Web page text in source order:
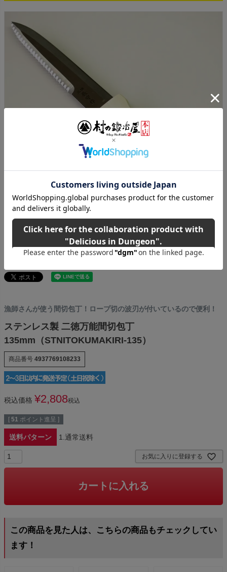
漁師さんが使う間切包丁！ロープ切の波刃が付いているので便利！
ステンレス製 二徳万能間切包丁
135mm（STNITOKUMAKIRI-135）
商品番号 4937769108233
税込価格 ¥2,808税込
[ 51 ポイント進呈 ]
送料パターン 1.通常送料
お気に入りに登録する
カートに入れる
この商品を見た人は、こちらの商品もチェックしてい
ます！